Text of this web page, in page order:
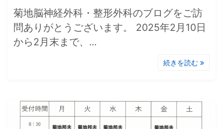
菊地脳神経外科・整形外科のブログをご訪
問ありがとうございます。 2025年2月10日
から2月末まで、...
続きを読む